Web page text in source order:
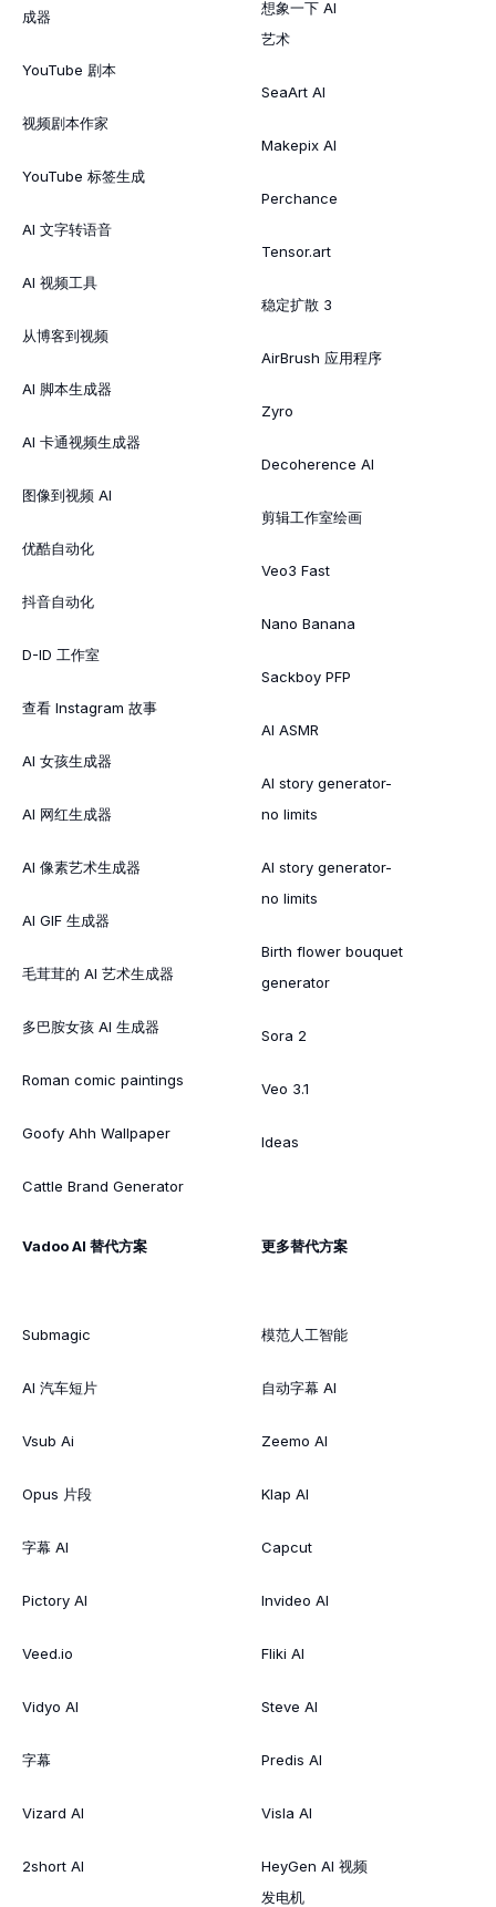
成器
YouTube 剧本
视频剧本作家
YouTube 标签生成
AI 文字转语音
AI 视频工具
从博客到视频
AI 脚本生成器
AI 卡通视频生成器
图像到视频 AI
优酷自动化
抖音自动化
D-ID 工作室
查看 Instagram 故事
AI 女孩生成器
AI 网红生成器
AI 像素艺术生成器
AI GIF 生成器
毛茸茸的 AI 艺术生成器
多巴胺女孩 AI 生成器
Roman comic paintings
Goofy Ahh Wallpaper
Cattle Brand Generator
想象一下 AI
艺术
SeaArt AI
Makepix AI
Perchance
Tensor.art
稳定扩散 3
AirBrush 应用程序
Zyro
Decoherence AI
剪辑工作室绘画
Veo3 Fast
Nano Banana
Sackboy PFP
AI ASMR
AI story generator-
no limits
AI story generator-
no limits
Birth flower bouquet
generator
Sora 2
Veo 3.1
Ideas
Vadoo AI 替代方案
Submagic
AI 汽车短片
Vsub Ai
Opus 片段
字幕 AI
Pictory AI
Veed.io
Vidyo AI
字幕
Vizard AI
2short AI
更多替代方案
模范人工智能
自动字幕 AI
Zeemo AI
Klap AI
Capcut
Invideo AI
Fliki AI
Steve AI
Predis AI
Visla AI
HeyGen AI 视频
发电机